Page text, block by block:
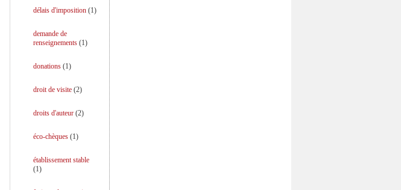
délais d'imposition(1)
demande de
renseignements(1)
donations(1)
droit de visite(2)
droits d'auteur(2)
éco-chèques(1)
établissement stable
(1)